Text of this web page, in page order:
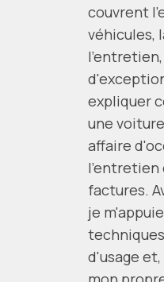
couvrent
véhicules,
l'entretien,
expliquer
une
affaire
l'entretien
factures.
je
d'usage